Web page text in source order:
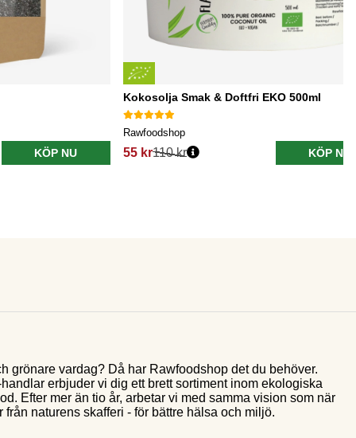
KÖP NU
Kokosolja Smak & Doftfri EKO 500ml
Rawfoodshop
55 kr110 kr KÖP NU
grönare vardag? Då har Rawfoodshop det du behöver.
erbjuder vi dig ett brett sortiment inom ekologiska
Efter mer än tio år, arbetar vi med samma vision som när
naturens skafferi - för bättre hälsa och miljö.